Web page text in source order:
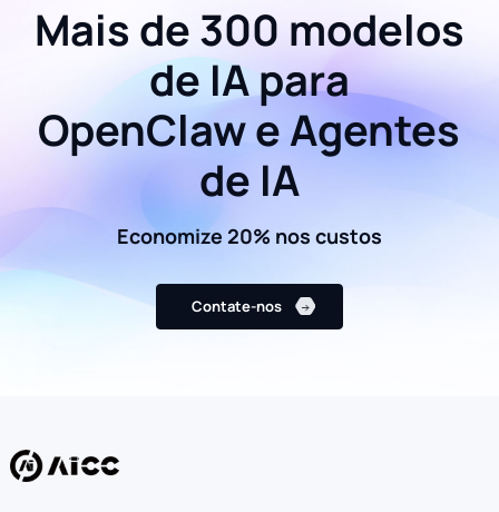
Mais de 300 modelos
de IA para
OpenClaw e Agentes
de IA
Economize 20% nos custos
Contate-nos